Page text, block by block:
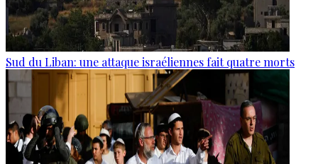
Sud du Liban: une attaque israéliennes fait quatre morts